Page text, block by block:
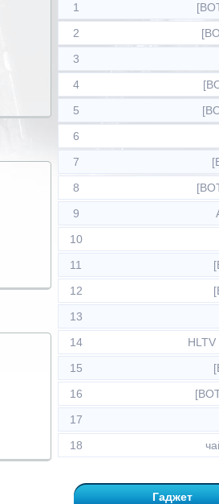
1
2
3
4
5
6
7
8
9
10
11
12
13
14
HLTV
15
16
17
18
Гаджет